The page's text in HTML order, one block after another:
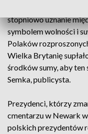
stopniowo uznanie
symbolem wolności i
Polaków
Wielka Brytanię
środków sumy, aby
Semka, publicysta.
Prezydenci, którzy
cmentarzu w Newark
polskich prezydentów